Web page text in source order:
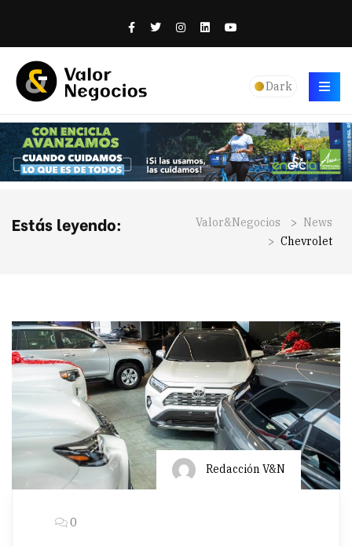
Dark
Estás leyendo: Valor&Negocios > News
> Chevrolet
Redacción V&N
0